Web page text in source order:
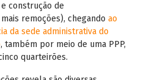
construção de
remoções), chegando ao
da sede administrativa do
, também por meio de uma PPP,
quarteirões.